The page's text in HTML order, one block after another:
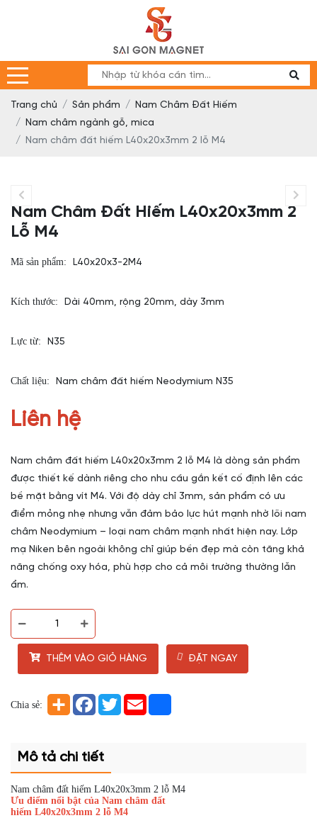
Trang chủ Sản phẩm
Nam Châm Đất Hiếm
Nam châm ngành gỗ, mica
Nam châm đất hiếm L40x20x3mm 2 lỗ M4
Nam Châm Đất Hiếm L40x20x3mm 2
Lỗ M4
Mã sản phẩm: L40x20x3-2M4
Kích thước: Dài 40mm, rộng 20mm, dày 3mm
Lực từ: N35
Chất liệu: Nam châm đất hiếm Neodymium N35
Liên hệ
Nam châm đất hiếm L40x20x3mm 2 lỗ M4 là dòng sản phẩm
được thiết kế dành riêng cho nhu cầu gắn kết cố định lên các
bề mặt bằng vít M4. Với độ dày chỉ 3mm, sản phẩm có ưu
điểm mỏng nhẹ nhưng vẫn đảm bảo lực hút mạnh nhờ lõi nam
châm Neodymium – loại nam châm mạnh nhất hiện nay. Lớp
mạ Niken bên ngoài không chỉ giúp bền đẹp mà còn tăng khả
năng chống oxy hóa, phù hợp cho cả môi trường thường lẫn
ẩm.
THÊM VÀO GIỎ HÀNG ĐẶT NGAY
Chia sẻ:
Mô tả chi tiết
Nam châm đất hiếm L40x20x3mm 2 lỗ M4
Ưu điểm nổi bật của Nam châm đất
hiếm L40x20x3mm 2 lỗ M4